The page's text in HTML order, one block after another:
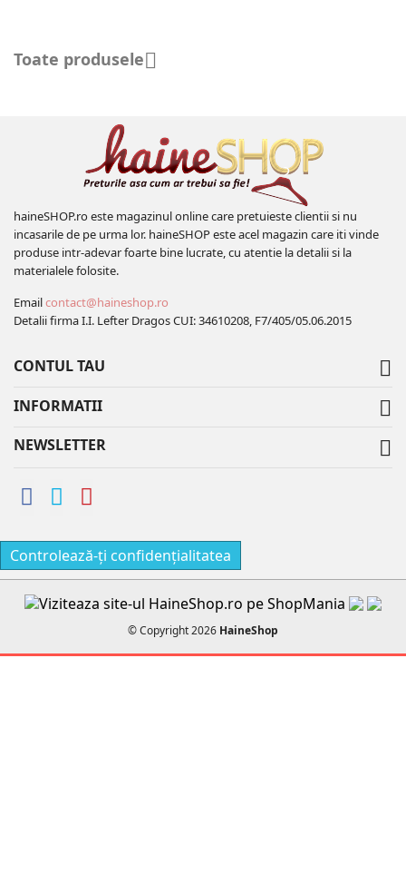
Toate produsele
haineSHOP.ro este magazinul online care pretuieste clientii si nu
incasarile de pe urma lor. haineSHOP este acel magazin care iti vinde
produse intr-adevar foarte bine lucrate, cu atentie la detalii si la
materialele folosite.
Emailcontact@haineshop.ro
Detalii firma I.I. Lefter Dragos CUI: 34610208, F7/405/05.06.2015
CONTUL TAU 
INFORMATII 
NEWSLETTER 
Controlează-ți confidențialitatea
© Copyright 2026 HaineShop